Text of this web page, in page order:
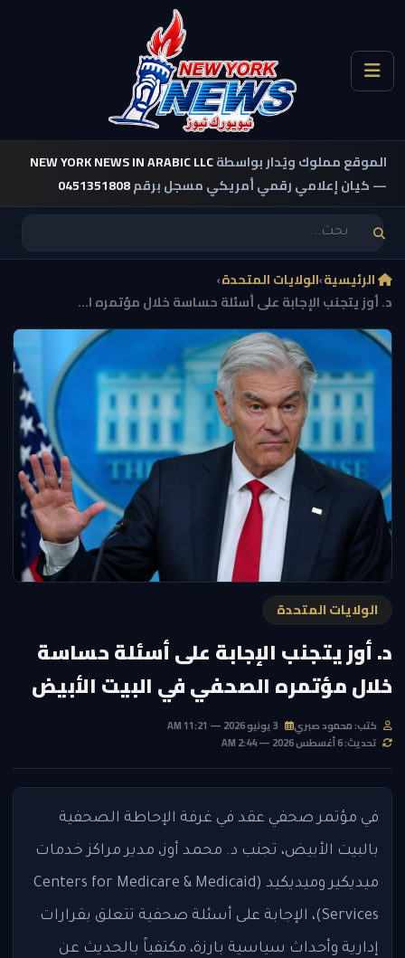
الموقع مملوك ويُدار بواسطةNEW YORK NEWS IN ARABIC LLC
— كيان إعلامي رقمي أمريكي مسجل برقم0451351808
الرئيسية›الولايات المتحدة›
د. أوز يتجنب الإجابة على أسئلة حساسة خلال مؤتمره ا...
الولايات المتحدة
د. أوز يتجنب الإجابة على أسئلة حساسة
خلال مؤتمره الصحفي في البيت الأبيض
كتب: محمود صبري
تحديث: 6 أغسطس 2026 — 2:44 AM
في مؤتمر صحفي عقد في غرفة الإحاطة الصحفية
بالبيت الأبيض، تجنب د. محمد أوز، مدير مراكز خدمات
ميديكير وميديكيد (Centers for Medicare & Medicaid
Services)، الإجابة على أسئلة صحفية تتعلق بقرارات
إدارية وأحداث سياسية بارزة، مكتفياً بالحديث عن